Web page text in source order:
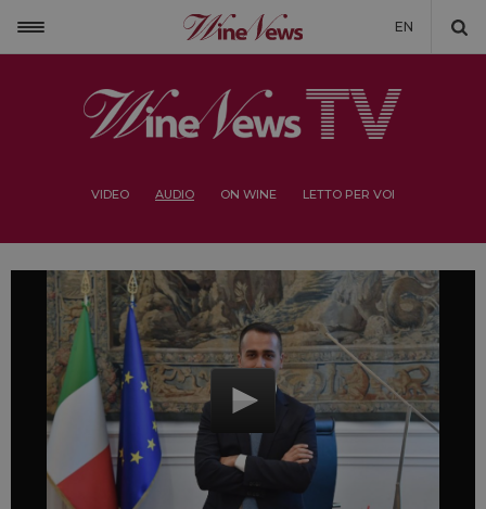
EN
VIDEO AUDIO ON WINE LETTO PER VOI